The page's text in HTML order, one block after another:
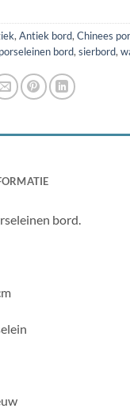
, Antiek bord, Chinees
porseleinen bord, sierbord,
bord.